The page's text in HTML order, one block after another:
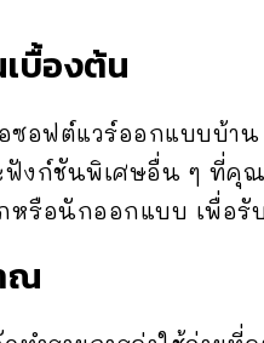
บื้องต้น
ซอฟต์แวร์ออกแบบบ้า
งก์ชันพิเศษอื่น ๆ ที่คุ
รือนักออกแบบ เพื่อรั
ณ